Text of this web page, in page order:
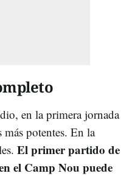
en la primera jornada
más potentes. En la
El primer partido de
el Camp Nou puede